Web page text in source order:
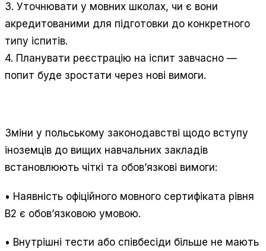
3. Уточнювати у мовних школах, чи є вони
акредитованими для підготовки до конкретного
типу іспитів.
4. Планувати реєстрацію на іспит завчасно —
попит буде зростати через нові вимоги.
Зміни у польському законодавстві щодо вступу
іноземців до вищих навчальних закладів
встановлюють чіткі та обов’язкові вимоги:
• Наявність офіційного мовного сертифіката рівня
B2 є обов’язковою умовою.
• Внутрішні тести або співбесіди більше не мають